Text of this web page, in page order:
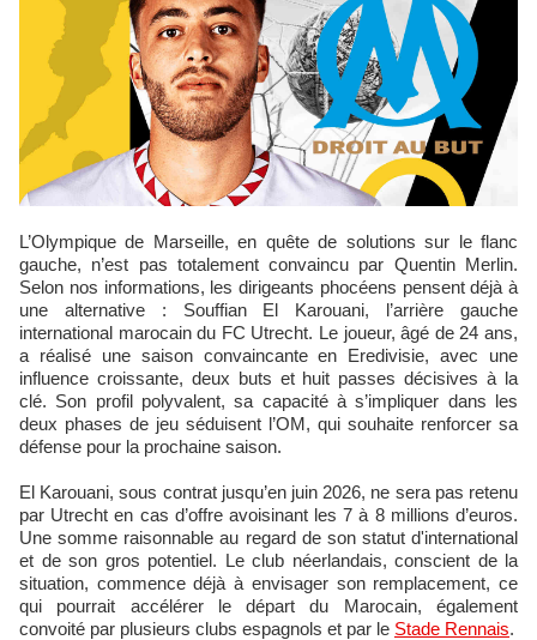
L’Olympique de Marseille, en quête de solutions sur le flanc
gauche, n’est pas totalement convaincu par Quentin Merlin.
Selon nos informations, les dirigeants phocéens pensent déjà à
une alternative : Souffian El Karouani, l’arrière gauche
international marocain du FC Utrecht. Le joueur, âgé de 24 ans,
a réalisé une saison convaincante en Eredivisie, avec une
influence croissante, deux buts et huit passes décisives à la
clé. Son profil polyvalent, sa capacité à s’impliquer dans les
deux phases de jeu séduisent l’OM, qui souhaite renforcer sa
défense pour la prochaine saison.
El Karouani, sous contrat jusqu’en juin 2026, ne sera pas retenu
par Utrecht en cas d’offre avoisinant les 7 à 8 millions d’euros.
Une somme raisonnable au regard de son statut d'international
et de son gros potentiel. Le club néerlandais, conscient de la
situation, commence déjà à envisager son remplacement, ce
qui pourrait accélérer le départ du Marocain, également
convoité par plusieurs clubs espagnols et par le Stade Rennais.